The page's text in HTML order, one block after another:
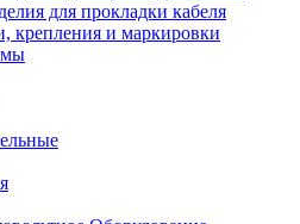
для прокладки кабеля
крепления и маркировки